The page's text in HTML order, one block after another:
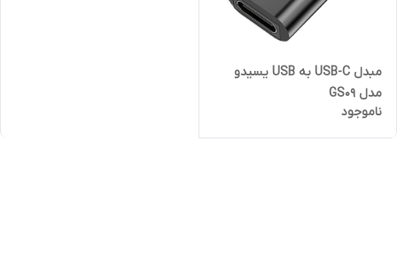
مبدل USB-C به USB یسیدو
مدل GS09
ناموجود